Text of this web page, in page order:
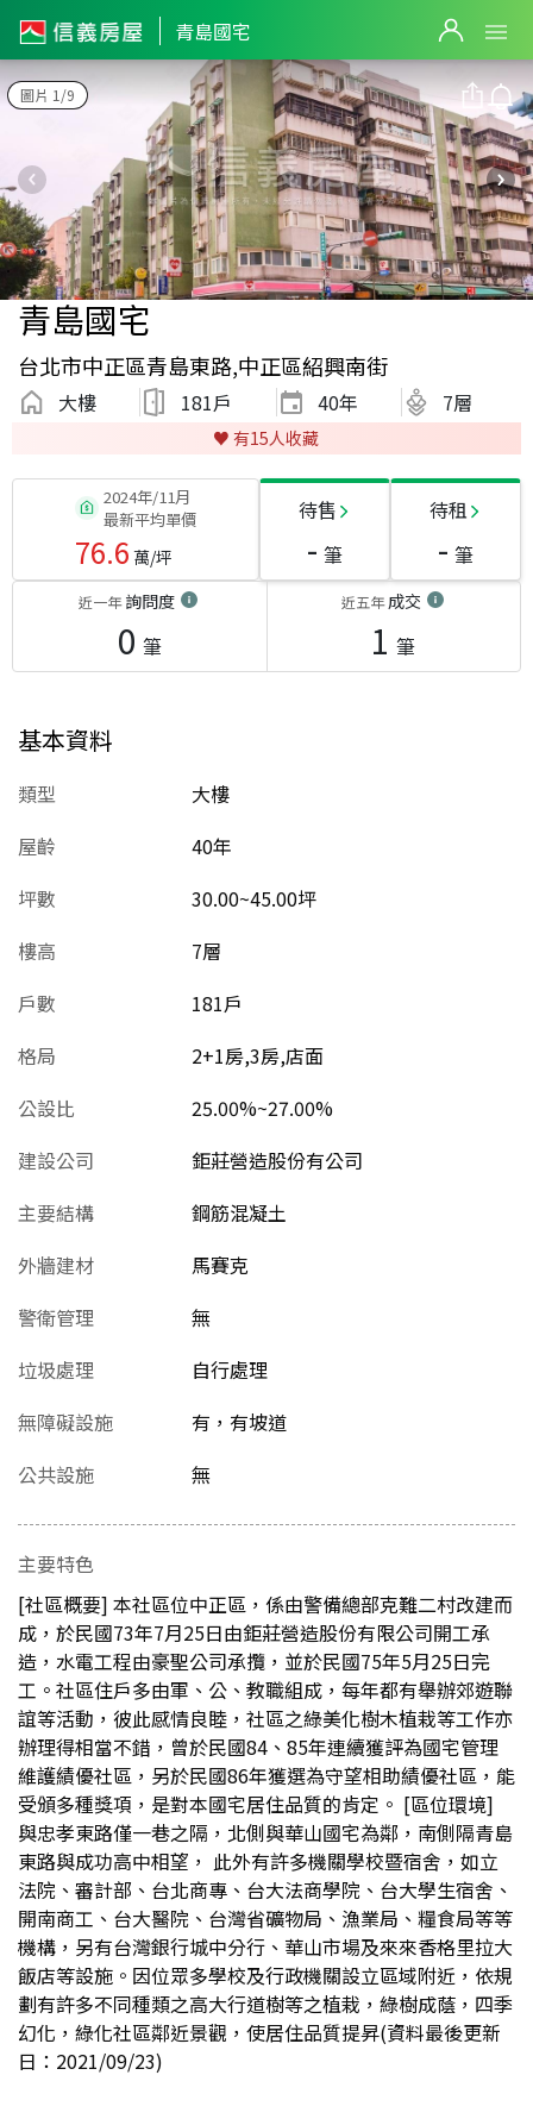
青島國宅
圖片 1/9
青島國宅
台北市中正區青島東路,中正區紹興南街
大樓 181戶 40年 7層
♥️ 有15人收藏
2024年/11月
最新平均單價
76.6 萬/坪
待售
- 筆
待租
- 筆
近一年詢問度
0 筆
近五年成交
1 筆
基本資料
類型
大樓
屋齡
40年
坪數
30.00~45.00坪
樓高
7層
戶數
181戶
格局
2+1房,3房,店面
公設比
25.00%~27.00%
建設公司
鉅莊營造股份有公司
主要結構
鋼筋混凝土
外牆建材
馬賽克
警衛管理
無
垃圾處理
自行處理
無障礙設施
有，有坡道
公共設施
無
主要特色
[社區概要] 本社區位中正區，係由警備總部克難二村改建而
成，於民國73年7月25日由鉅莊營造股份有限公司開工承
造，水電工程由豪聖公司承攬，並於民國75年5月25日完
工。社區住戶多由軍、公、教職組成，每年都有舉辦郊遊聯
誼等活動，彼此感情良睦，社區之綠美化樹木植栽等工作亦
辦理得相當不錯，曾於民國84、85年連續獲評為國宅管理
維護績優社區，另於民國86年獲選為守望相助績優社區，能
受頒多種獎項，是對本國宅居住品質的肯定。 [區位環境]
與忠孝東路僅一巷之隔，北側與華山國宅為鄰，南側隔青島
東路與成功高中相望， 此外有許多機關學校暨宿舍，如立
法院、審計部、台北商專、台大法商學院、台大學生宿舍、
開南商工、台大醫院、台灣省礦物局、漁業局、糧食局等等
機構，另有台灣銀行城中分行、華山市場及來來香格里拉大
飯店等設施。因位眾多學校及行政機關設立區域附近，依規
劃有許多不同種類之高大行道樹等之植栽，綠樹成蔭，四季
幻化，綠化社區鄰近景觀，使居住品質提昇(資料最後更新
日：2021/09/23)